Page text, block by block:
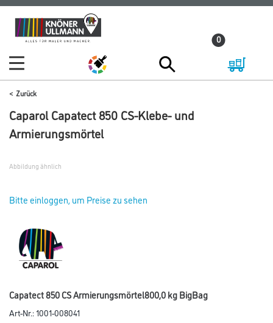
Zum
Inhalt
Zum
Navigationsmenü
0
Zurück
Caparol Capatect 850 CS-Klebe- und
Armierungsmörtel
Abbildung ähnlich
Bitte einloggen, um Preise zu sehen
Capatect 850 CS Armierungsmörtel800,0 kg BigBag
Art-Nr.:1001-008041